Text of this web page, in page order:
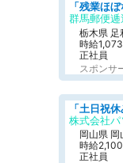
栃木県 足
時給
正社員
スポンサ
株式会社パ
岡山県 岡
時給
正社員